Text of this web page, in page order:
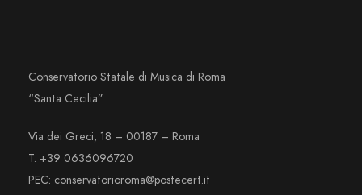
Conservatorio Statale di Musica di Roma
“Santa Cecilia”
Via dei Greci, 18 – 00187 – Roma
T. +39 0636096720
PEC: conservatorioroma@postecert.it